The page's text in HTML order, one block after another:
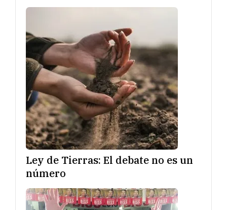
Ley de Tierras: El debate no es un
número